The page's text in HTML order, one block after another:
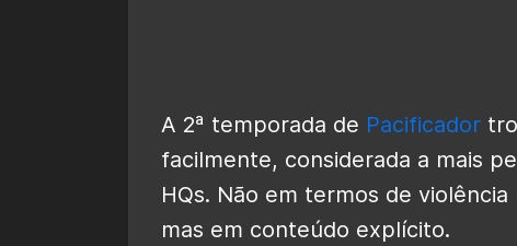
A 2ª temporada de Pacificador
facilmente, considerada a mais
HQs. Não em termos de
mas em conteúdo explícito.